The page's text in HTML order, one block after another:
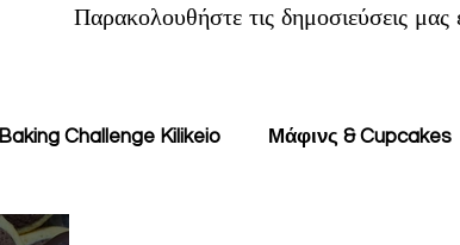
Παρακολουθήστε τις δημοσιεύσεις μας
Baking Challenge Kilikeio Μάφινς & Cupcakes